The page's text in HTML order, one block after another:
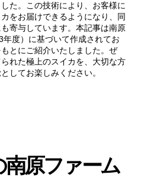
た。この技術により、お客様に
をお届けできるようになり、同
寄与しています。本記事は南原
度）に基づいて作成されてお
とにご紹介いたしました。ぜ
れた極上のスイカを、大切な方
してお楽しみください。
原ファーム